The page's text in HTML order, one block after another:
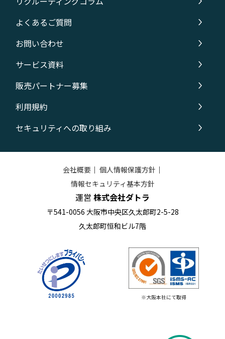
よくあるご質問
お問い合わせ
サービス資料
販売パートナー募集
利用規約
セキュリティへの取り組み
会社概要｜ 個人情報保護方針 ｜
情報セキュリティ基本方針
運営 株式会社ダトラ
〒541-0056 大阪市中央区久太郎町2-5-28
久太郎町恒和ビル7階
※大阪本社にて取得